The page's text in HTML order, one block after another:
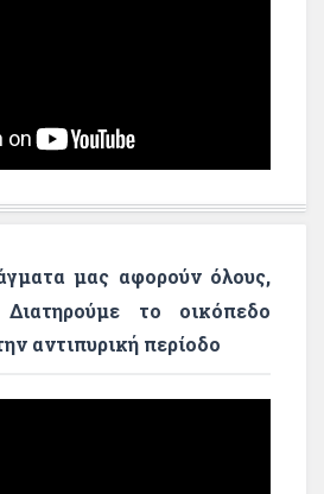
μας αφορούν όλους,
το οικόπεδο
αντιπυρική περίοδο